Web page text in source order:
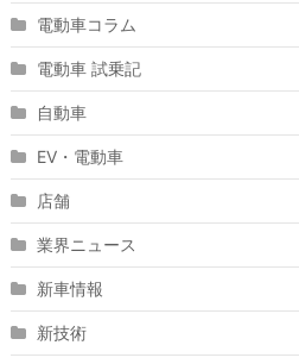
電動車コラム
電動車 試乗記
自動車
EV・電動車
店舗
業界ニュース
新車情報
新技術